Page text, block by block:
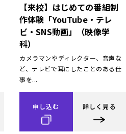
【来校】はじめての番組制
作体験「YouTube・テレ
ビ・SNS動画」（映像学
科）
カメラマンやディレクター、音声な
ど、テレビで耳にしたことのある仕
事を...
申し込む 詳しく見る